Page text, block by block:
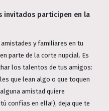
invitados participen en la
y familiares en tu
parte de la corte nupcial. Es
los talentos de tus amigos:
que lean algo o que toquen
amistad quiere
confías en ella!), deja que te